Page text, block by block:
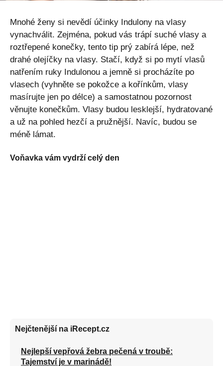
Mnohé ženy si nevědí účinky Indulony na vlasy
vynachválit. Zejména, pokud vás trápí suché vlasy a
roztřepené konečky, tento tip prý zabírá lépe, než
drahé olejíčky na vlasy. Stačí, když si po mytí vlasů
natřením ruky Indulonou a jemně si procházíte po
vlasech (vyhněte se pokožce a kořínkům, vlasy
masírujte jen po délce) a samostatnou pozornost
věnujte konečkům. Vlasy budou lesklejší, hydratované
a už na pohled hezčí a pružnější. Navíc, budou se
méně lámat.
Voňavka vám vydrží celý den
Nejčtenější na iRecept.cz
Nejlepší vepřová žebra pečená v troubě:
Tajemství je v marinádě!